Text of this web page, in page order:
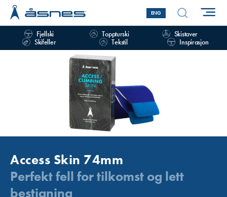
ENG
Fjellski Toppturski
Skistaver
Skifeller
Tekstil Inspirasjon
Access Skin 74mm
Perfekt fell for tilkomst og lett
bestigning